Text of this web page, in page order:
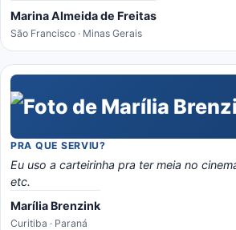
Marina Almeida de Freitas
São Francisco · Minas Gerais
PRA QUE SERVIU?
Eu uso a carteirinha pra ter meia no
etc.
Marília Brenzink
Curitiba · Paraná